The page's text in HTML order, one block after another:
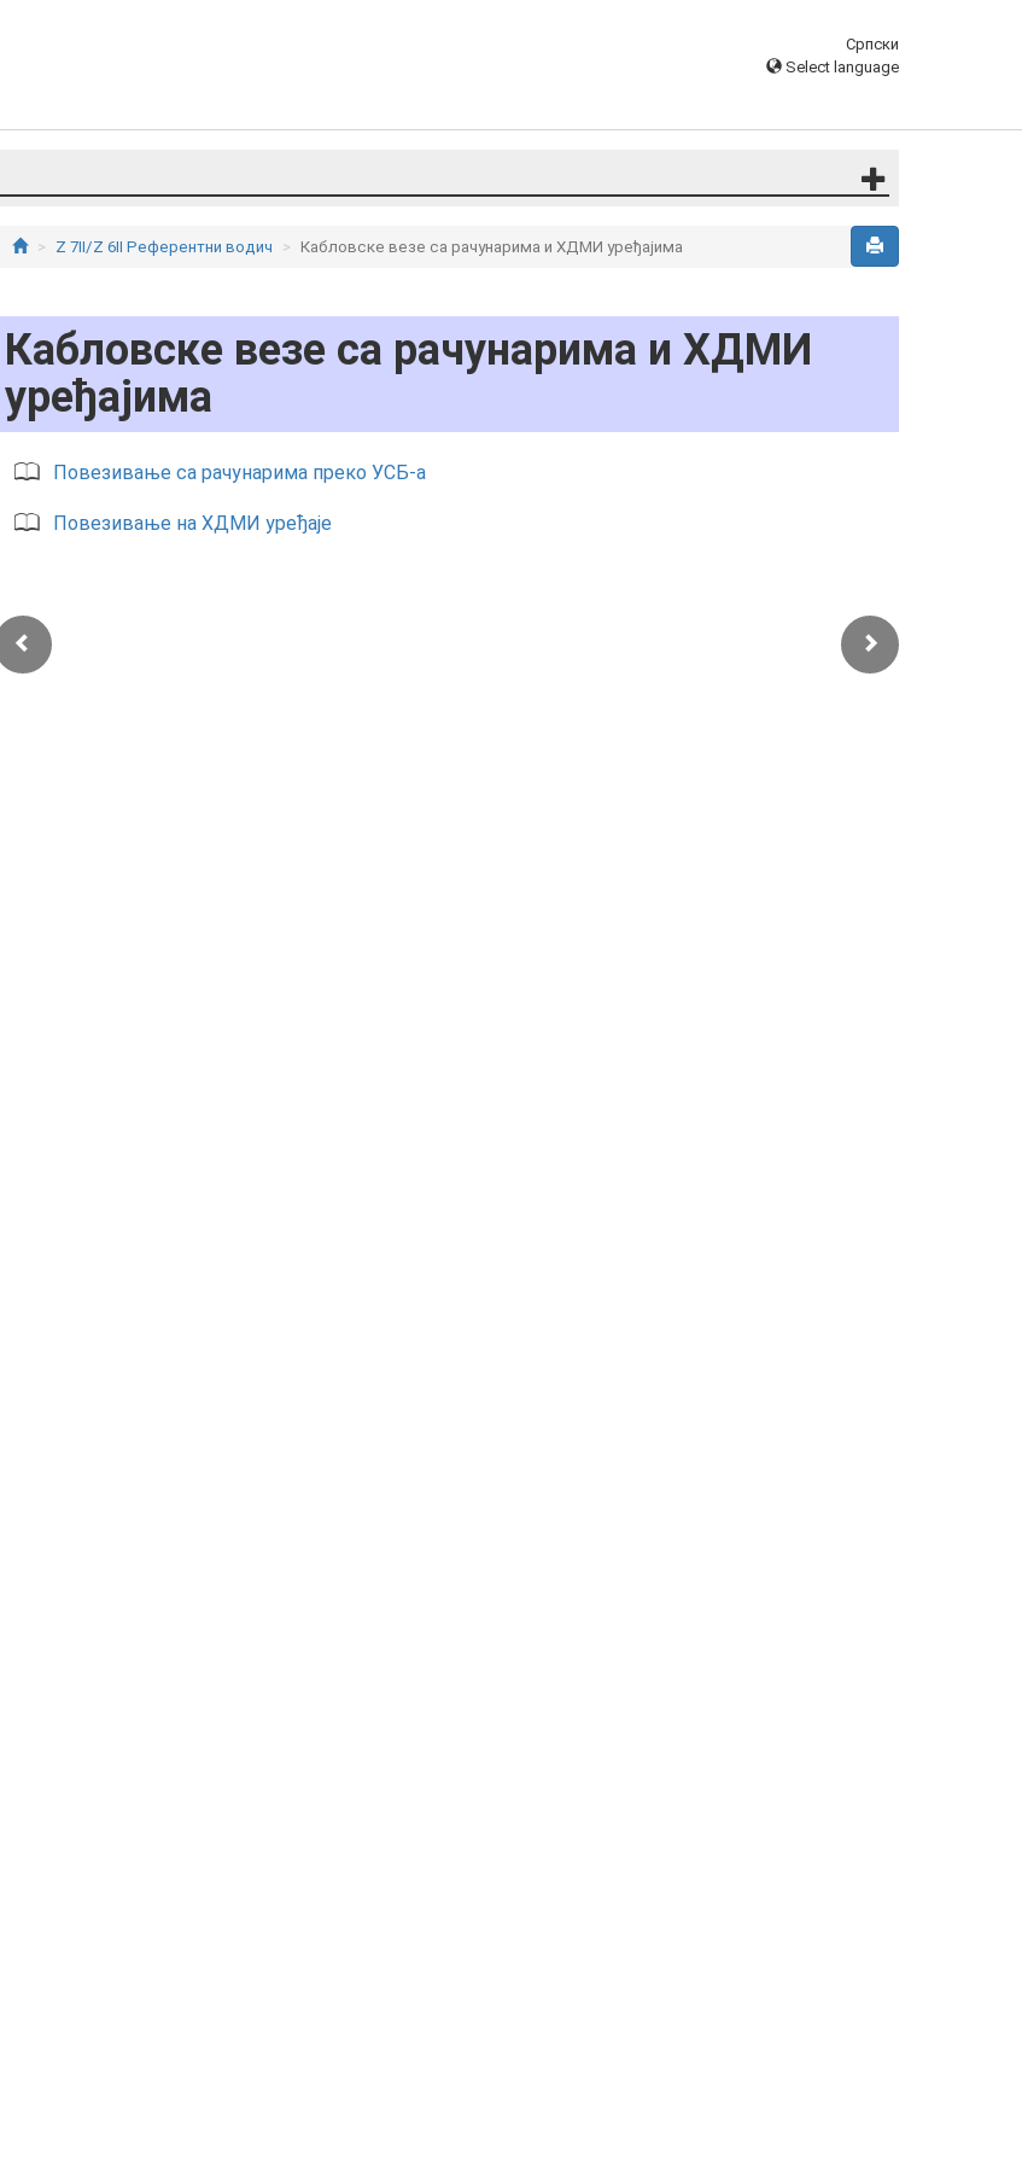
Српски
Select language
Z 7II/Z 6II Референтни водич Кабловске везе са рачунарима и ХДМИ уређајима
Кабловске везе са рачунарима и ХДМИ
уређајима
Повезивање са рачунарима преко УСБ-а
Повезивање на ХДМИ уређаје